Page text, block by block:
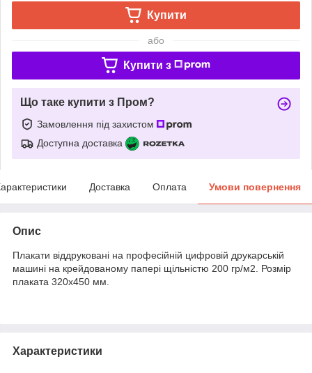
Купити
або
Купити з
Що таке купити з Пром?
Замовлення під захистом
Доступна доставка
Доставка Оплата Умови повернення
Опис
Плакати віддруковані на професійній цифровій друкарській
машині на крейдованому папері щільністю 200 гр/м2. Розмір
плаката 320х450 мм.
Характеристики